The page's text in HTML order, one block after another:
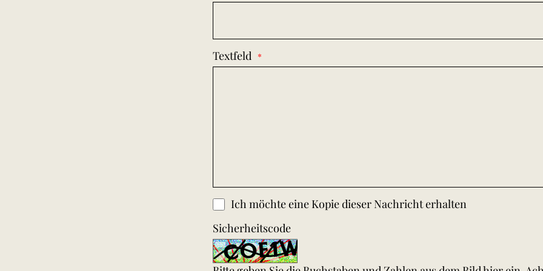
Textfeld
Ich möchte eine Kopie dieser Nachricht erhalten
Sicherheitscode